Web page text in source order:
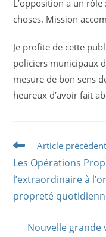
L’opposition a un
choses. Mission
Je profite de cette
policiers municipaux
mesure de bon sens
heureux d’avoir fait
Read
articles
Article précédent
Les Opérations
l’extraordinaire à
propreté
Nouvelle grande